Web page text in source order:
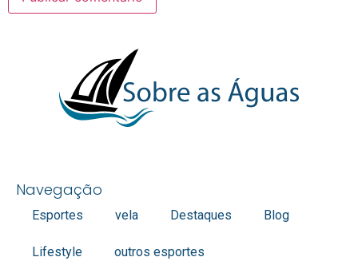
Navegação
Esportes vela Destaques Blog
Lifestyle outros esportes